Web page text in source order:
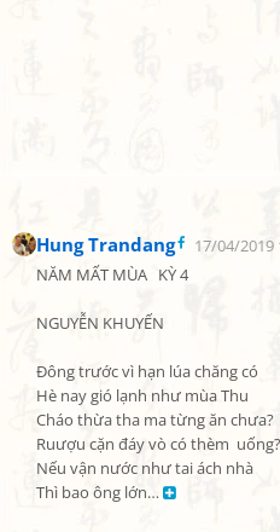
Hung Trandang
17/04/2019
NĂM MẤT MÙA   KỲ 4
NGUYỄN KHUYẾN
Đông trước vì hạn lúa chăng có
Hè nay gió lạnh như mùa Thu
Cháo thừa tha ma từng ăn chưa?
Ruượu cặn đáy vò có thèm  uống?
Nếu vận nước như tai ách nhà
Thì bao ông lớn…